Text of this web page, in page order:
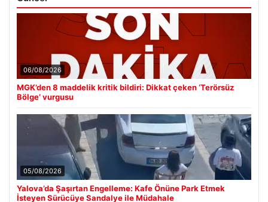
06/08/2026
MGK’den 8 maddelik kritik bildiri: Dikkat çeken ‘Terörsüz
Bölge’ vurgusu
05/08/2026
Yalova’da Şaşırtan Engelleme: Kafe Önüne Park Etmek
İsteyen Sürücüye Sandalye ile Müdahale